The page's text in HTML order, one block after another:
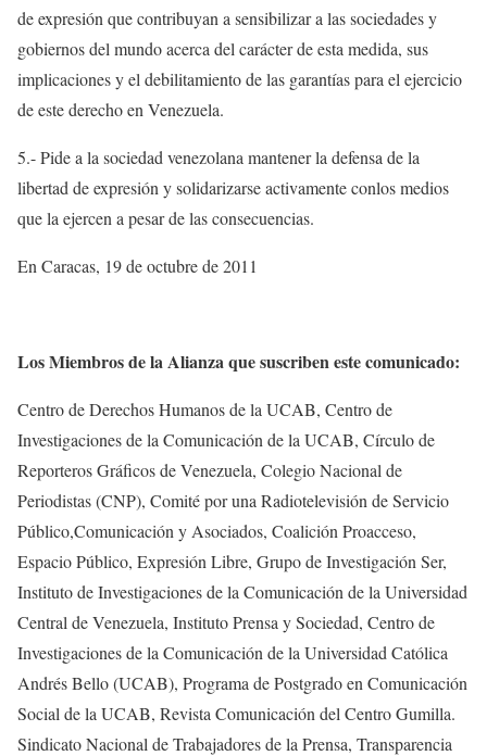
de expresión que contribuyan a sensibilizar a las sociedades y
gobiernos del mundo acerca del carácter de esta medida, sus
implicaciones y el debilitamiento de las garantías para el ejercicio
de este derecho en Venezuela.
5.- Pide a la sociedad venezolana mantener la defensa de la
libertad de expresión y solidarizarse activamente conlos medios
que la ejercen a pesar de las consecuencias.
En Caracas, 19 de octubre de 2011
Los Miembros de la Alianza que suscriben este comunicado:
Centro de Derechos Humanos de la UCAB, Centro de
Investigaciones de la Comunicación de la UCAB, Círculo de
Reporteros Gráficos de Venezuela, Colegio Nacional de
Periodistas (CNP), Comité por una Radiotelevisión de Servicio
Público,Comunicación y Asociados, Coalición Proacceso,
Espacio Público, Expresión Libre, Grupo de Investigación Ser,
Instituto de Investigaciones de la Comunicación de la Universidad
Central de Venezuela, Instituto Prensa y Sociedad, Centro de
Investigaciones de la Comunicación de la Universidad Católica
Andrés Bello (UCAB), Programa de Postgrado en Comunicación
Social de la UCAB, Revista Comunicación del Centro Gumilla.
Sindicato Nacional de Trabajadores de la Prensa, Transparencia